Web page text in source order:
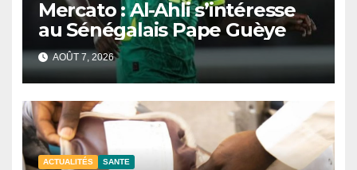
Mercato : Al-Ahli s’intéresse
au Sénégalais Pape Guèye
AOÛT 7, 2026
ACTUALITÉS SANTE